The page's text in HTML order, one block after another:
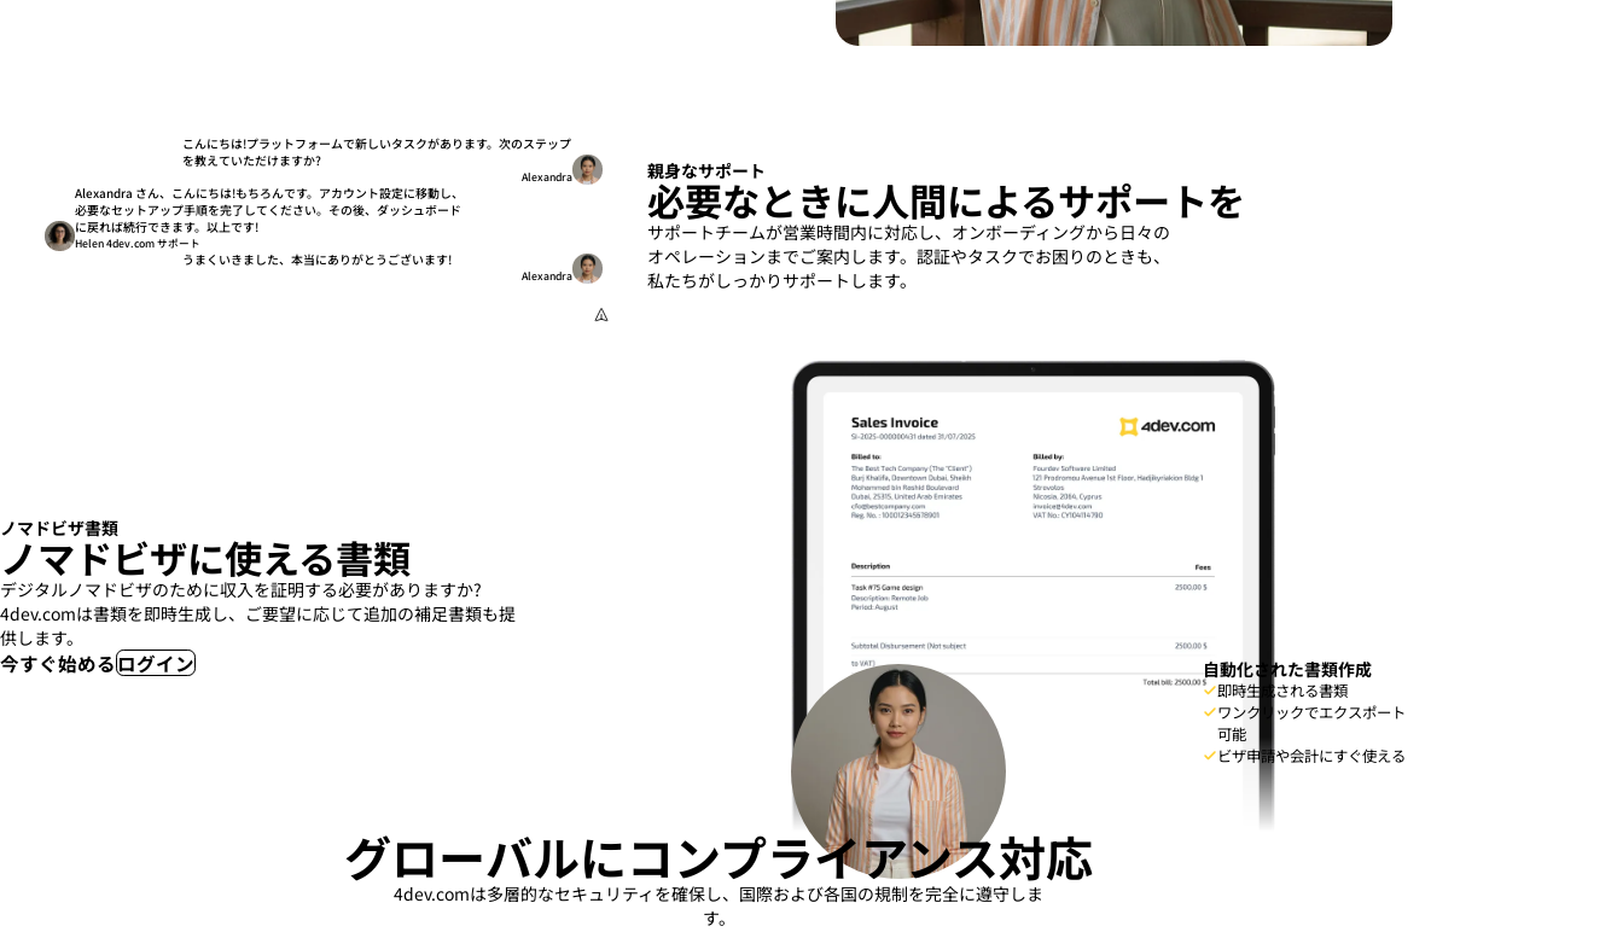
親身なサポート
必要なときに人間によるサポートを
サポートチームが営業時間内に対応し、オンボーディングから日々の
オペレーションまでご案内します。認証やタスクでお困りのときも、
私たちがしっかりサポートします。
こんにちは!プラットフォームで新しいタスクがあります。次のステップ
を教えていただけますか?
Alexandra
Alexandra さん、こんにちは!もちろんです。アカウント設定に移動し、
必要なセットアップ手順を完了してください。その後、ダッシュボード
に戻れば続行できます。以上です!
Helen 4dev.com サポート
うまくいきました、本当にありがとうございます!
Alexandra
ノマドビザ書類
ノマドビザに使える書類
デジタルノマドビザのために収入を証明する必要がありますか?
4dev.comは書類を即時生成し、ご要望に応じて追加の補足書類も提
供します。
今すぐ始めるログイン 自動化された書類作成
即時生成される書類
ワンクリックでエクスポート
可能
ビザ申請や会計にすぐ使える
グローバルにコンプライアンス対応
4dev.comは多層的なセキュリティを確保し、国際および各国の規制を完全に遵守しま
す。